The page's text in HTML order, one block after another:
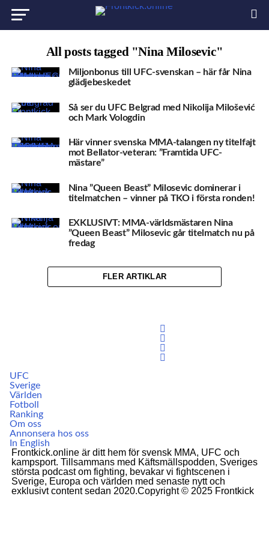
All posts tagged "Nina Milosevic"
Miljonbonus till UFC-svenskan – här får Nina
glädjebeskedet
Så ser du UFC Belgrad med Nikolija Milošević
och Mark Vologdin
Här vinner svenska MMA-talangen ny titelfajt
mot Bellator-veteran: ”Framtida UFC-
mästare”
Nina ”Queen Beast” Milosevic dominerar i
titelmatchen – vinner på TKO i första ronden!
EXKLUSIVT: MMA-världsmästaren Nina
”Queen Beast” Milosevic går titelmatch nu på
fredag
FLER ARTIKLAR
UFC
Sverige
Världen
Fotboll
Ranking
Om oss
Annonsera hos oss
In English
Frontkick.online är ditt hem för svensk MMA, UFC och
kampsport. Tillsammans med Käftsmällspodden, Sveriges
största podcast om fighting, bevakar vi fightscenen i
Sverige, Europa och världen med senaste nytt och
exklusivt content sedan 2020.Copyright © 2025 Frontkick